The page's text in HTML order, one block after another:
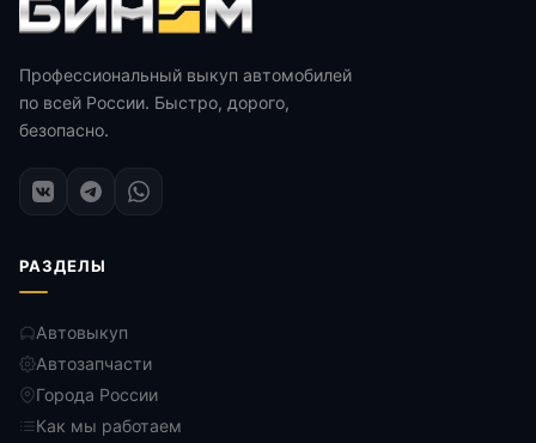
Профессиональный выкуп автомобилей
по всей России. Быстро, дорого,
безопасно.
РАЗДЕЛЫ
Автовыкуп
Автозапчасти
Города России
Как мы работаем